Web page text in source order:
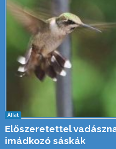
Állat
Előszeretettel
imádkozó sáskák